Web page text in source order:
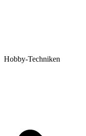
Hobby-Techniken